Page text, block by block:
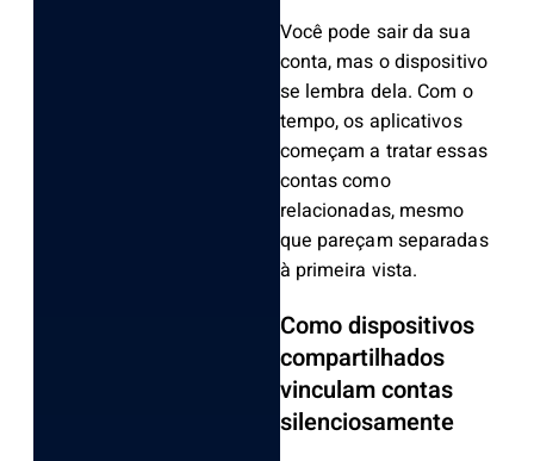
Você pode sair da sua
conta, mas o dispositivo
se lembra dela. Com o
tempo, os aplicativos
começam a tratar essas
contas como
relacionadas, mesmo
que pareçam separadas
à primeira vista.
Como dispositivos
compartilhados
vinculam contas
silenciosamente